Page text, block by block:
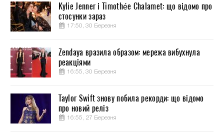
Kylie Jenner і Timothée Chalamet: що відомо про
стосунки зараз
17:50, 30 Березня
Zendaya вразила образом: мережа вибухнула
реакціями
16:55, 30 Березня
Taylor Swift знову побила рекорди: що відомо
про новий реліз
16:55, 27 Березня